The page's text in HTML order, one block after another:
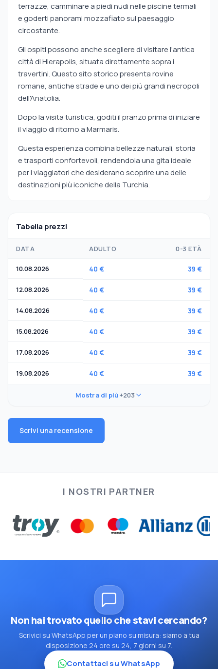
terrazze, camminare a piedi nudi nelle piscine termali
e goderti panorami mozzafiato sul paesaggio
circostante.
Gli ospiti possono anche scegliere di visitare l'antica
città di Hierapolis, situata direttamente sopra i
travertini. Questo sito storico presenta rovine
romane, antiche strade e uno dei più grandi necropoli
dell'Anatolia.
Dopo la visita turistica, goditi il pranzo prima di iniziare
il viaggio di ritorno a Marmaris.
Questa esperienza combina bellezze naturali, storia
e trasporti confortevoli, rendendola una gita ideale
per i viaggiatori che desiderano scoprire una delle
destinazioni più iconiche della Turchia.
Tabella prezzi
DATA ADULTO 0-3 ETÀ
10.08.2026 40 € 39 €
12.08.2026 40 € 39 €
14.08.2026 40 € 39 €
15.08.2026 40 € 39 €
17.08.2026 40 € 39 €
19.08.2026 40 € 39 €
Mostra di più+203
Scrivi una recensione
I NOSTRI PARTNER
Non hai trovato quello che stavi cercando?
Scrivici su WhatsApp per un piano su misura: siamo a tua
disposizione 24 ore su 24, 7 giorni su 7.
Contattaci su WhatsApp